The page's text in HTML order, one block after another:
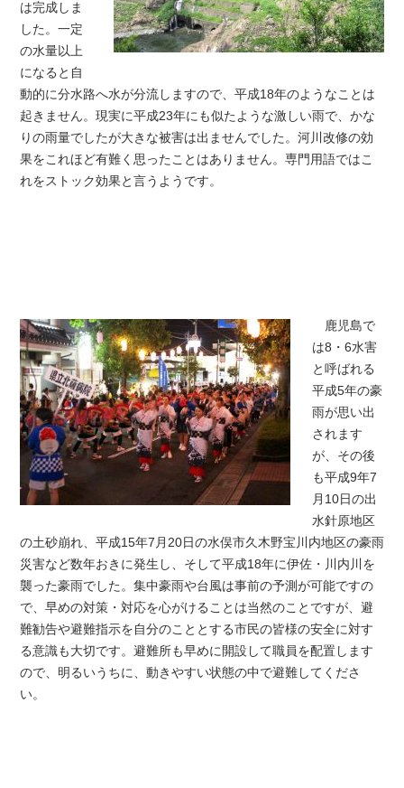
は完成しま
した。一定
の水量以上
になると自
動的に分水路へ水が分流しますので、平成18年のようなことは
起きません。現実に平成23年にも似たような激しい雨で、かな
りの雨量でしたが大きな被害は出ませんでした。河川改修の効
果をこれほど有難く思ったことはありません。専門用語ではこ
れをストック効果と言うようです。
鹿児島で
は8・6水害
と呼ばれる
平成5年の豪
雨が思い出
されます
が、その後
も平成9年7
月10日の出
水針原地区
の土砂崩れ、平成15年7月20日の水俣市久木野宝川内地区の豪雨
災害など数年おきに発生し、そして平成18年に伊佐・川内川を
襲った豪雨でした。集中豪雨や台風は事前の予測が可能ですの
で、早めの対策・対応を心がけることは当然のことですが、避
難勧告や避難指示を自分のこととする市民の皆様の安全に対す
る意識も大切です。避難所も早めに開設して職員を配置します
ので、明るいうちに、動きやすい状態の中で避難してくださ
い。